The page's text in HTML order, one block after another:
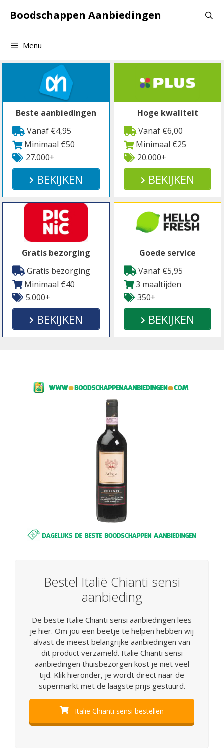
naarBoodschappen Aanbiedingen
Menu
Beste aanbiedingen
Vanaf €4,95
Minimaal €50
27.000+
BEKIJKEN
Hoge kwaliteit
Vanaf €6,00
Minimaal €25
20.000+
BEKIJKEN
Gratis bezorging
Gratis bezorging
Minimaal €40
5.000+
BEKIJKEN
Goede service
Vanaf €5,95
3 maaltijden
350+
BEKIJKEN
Bestel Italië Chianti sensi
aanbieding
De beste Italië Chianti sensi aanbiedingen lees
je hier. Om jou een beetje te helpen hebben wij
alvast de meest belangrijke aanbiedingen van
dit product verzameld. Italië Chianti sensi
aanbiedingen thuisbezorgen kost je niet veel
tijd. Klik hieronder, je wordt direct naar de
supermarkt met de laagste prijs gestuurd.
Italië Chianti sensi bestellen